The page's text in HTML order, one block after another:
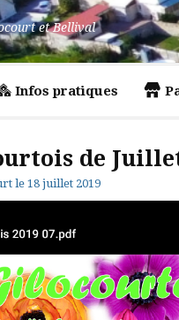
et Bellival
Infos pratiques
de
le 18 juillet 2019